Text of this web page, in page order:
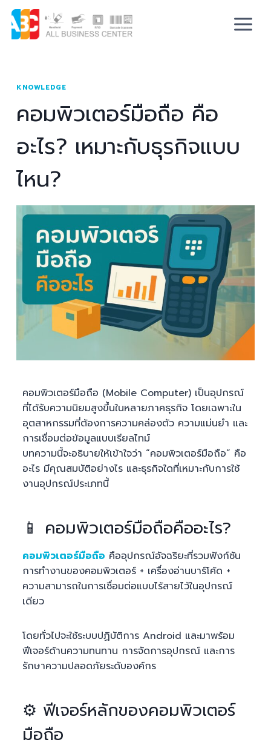
KNOWLEDGE
คอมพิวเตอร์มือถือ คือ
อะไร? เหมาะกับธุรกิจแบบ
ไหน?
คอมพิวเตอร์มือถือ (Mobile Computer) เป็นอุปกรณ์
ที่ได้รับความนิยมสูงขึ้นในหลายภาคธุรกิจ โดยเฉพาะใน
อุตสาหกรรมที่ต้องการความคล่องตัว ความแม่นยำ และ
การเชื่อมต่อข้อมูลแบบเรียลไทม์
บทความนี้จะอธิบายให้เข้าใจว่า “คอมพิวเตอร์มือถือ” คือ
อะไร มีคุณสมบัติอย่างไร และธุรกิจใดที่เหมาะกับการใช้
งานอุปกรณ์ประเภทนี้
📱 คอมพิวเตอร์มือถือคืออะไร?
คอมพิวเตอร์มือถือ คืออุปกรณ์อัจฉริยะที่รวมฟังก์ชัน
การทำงานของคอมพิวเตอร์ + เครื่องอ่านบาร์โค้ด +
ความสามารถในการเชื่อมต่อแบบไร้สายไว้ในอุปกรณ์
เดียว
โดยทั่วไปจะใช้ระบบปฏิบัติการ Android และมาพร้อม
ฟีเจอร์ด้านความทนทาน การจัดการอุปกรณ์ และการ
รักษาความปลอดภัยระดับองค์กร
⚙️ ฟีเจอร์หลักของคอมพิวเตอร์
มือถือ